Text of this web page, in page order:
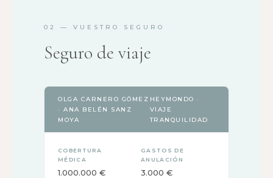
02 — VUESTRO SEGURO
Seguro de viaje
OLGA CARNERO GÓMEZ
· ANA BELÉN SANZ
MOYA
HEYMONDO ·
VIAJE
TRANQUILIDAD
COBERTURA
MÉDICA
1.000.000 €
GASTOS DE
ANULACIÓN
3.000 €